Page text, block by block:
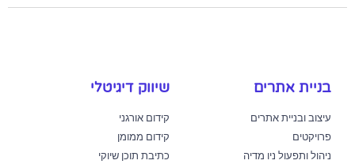
בניית אתרים
עיצוב ובניית אתרים
פרויקטים
ניהול ותפעול ניו מדיה
שיווק דיגיטלי
קידום אורגני
קידום ממומן
כתיבת תוכן שיוקי